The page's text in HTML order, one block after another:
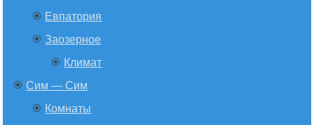
Евпатория
Заозерное
Климат
Сим — Сим
Комнаты